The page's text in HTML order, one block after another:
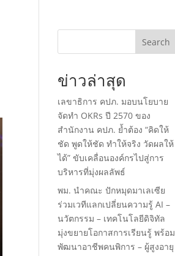
Search
ข่าวล่าสุด
เลขาธิการ คปภ. มอบนโยบาย
จัดทำ OKRs ปี 2570 ของ
สำนักงาน คปภ. ย้ำต้อง “คิดให้
ชัด พูดให้ชัด ทำให้จริง วัดผลให้
ได้” ขับเคลื่อนองค์กรไปสู่การ
บริหารที่มุ่งผลลัพธ์
พม. นำคณะ ปักหมุดมาเลเซีย
ร่วมเวทีแลกเปลี่ยนความรู้ AI –
นวัตกรรม – เทคโนโลยีดิจิทัล
มุ่งขยายโอกาสการเรียนรู้ พร้อม
พัฒนาอาชีพคนพิการ – ผู้สูงอายุ